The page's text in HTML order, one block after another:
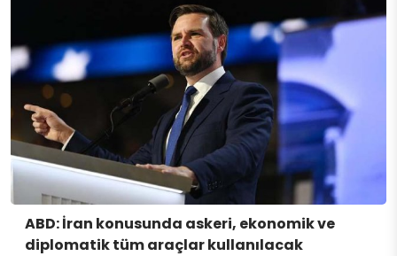
ABD: İran konusunda askeri, ekonomik ve
diplomatik tüm araçlar kullanılacak